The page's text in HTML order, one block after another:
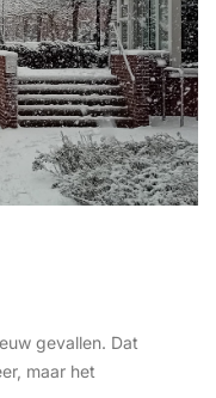
gevallen. Dat
maar het